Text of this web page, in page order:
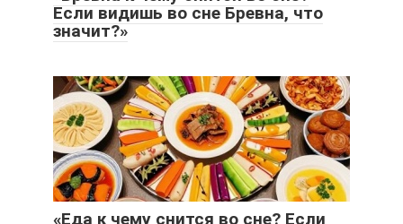
Если видишь во сне Бревна, что
значит?»
«Еда к чему снится во сне? Если